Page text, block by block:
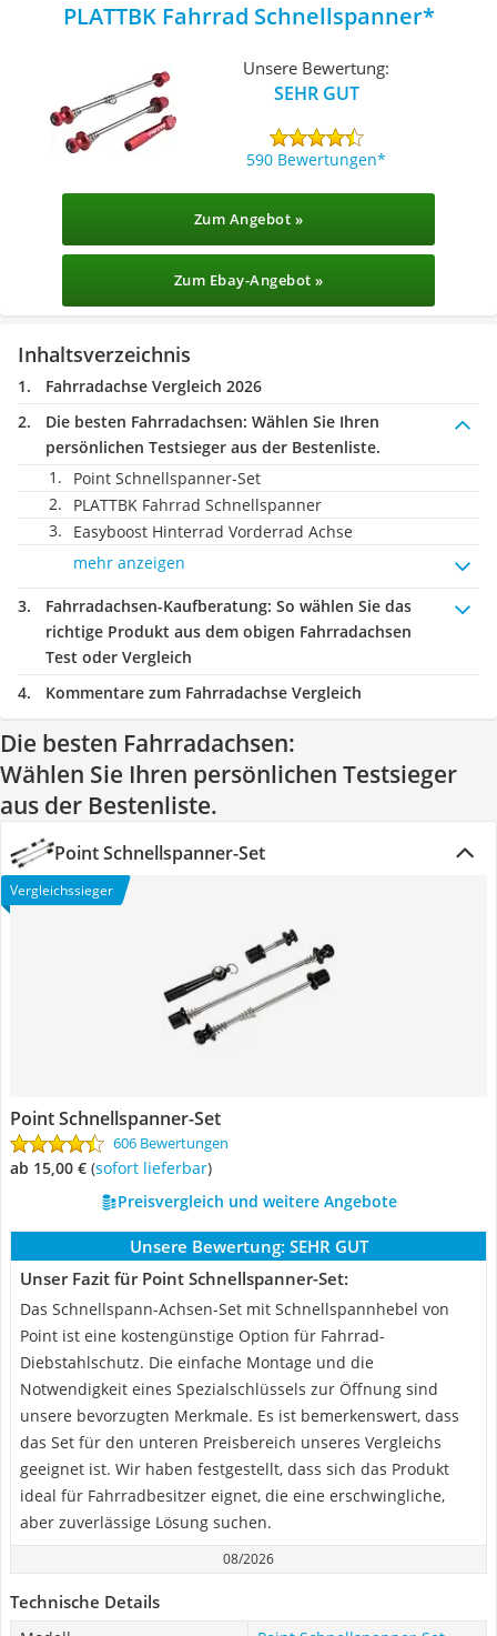
PLATTBK Fahrrad Schnellspanner
Unsere Bewertung:
SEHR GUT
590 Bewertungen
Zum Angebot »
Zum Ebay-Angebot »
Inhaltsverzeichnis
Fahrradachse Vergleich 2026
Die besten Fahrradachsen: Wählen Sie Ihren
persönlichen Testsieger aus der Bestenliste.
Point Schnellspanner-Set
PLATTBK Fahrrad Schnellspanner
Easyboost Hinterrad Vorderrad Achse
mehr anzeigen
Fahrradachsen-Kaufberatung: So wählen Sie das
richtige Produkt aus dem obigen Fahrradachsen
Test oder Vergleich
Kommentare zum Fahrradachse Vergleich
Die besten Fahrradachsen:
Wählen Sie Ihren persönlichen Testsieger
aus der Bestenliste.
Point Schnellspanner-Set
Vergleichssieger
Point Schnellspanner-Set
606 Bewertungen
ab 15,00 € ( Sofort lieferbar)
Preisvergleich und weitere Angebote
Unsere Bewertung: SEHR GUT
Unser Fazit für Point Schnellspanner-Set:
Das Schnellspann-Achsen-Set mit Schnellspannhebel von
Point ist eine kostengünstige Option für Fahrrad-
Diebstahlschutz. Die einfache Montage und die
Notwendigkeit eines Spezialschlüssels zur Öffnung sind
unsere bevorzugten Merkmale. Es ist bemerkenswert, dass
das Set für den unteren Preisbereich unseres Vergleichs
geeignet ist. Wir haben festgestellt, dass sich das Produkt
ideal für Fahrradbesitzer eignet, die eine erschwingliche,
aber zuverlässige Lösung suchen.
08/2026
Technische Details